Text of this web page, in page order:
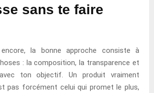
sans te faire
la bonne approche consiste à
: la composition, la transparence et
ton objectif. Un produit vraiment
pas forcément celui qui promet le plus,